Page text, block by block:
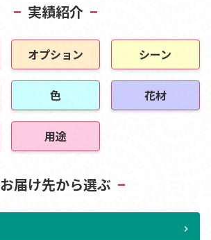
実績紹介
オプション シーン
色 花材
用途
お届け先から選ぶ
chevron_right